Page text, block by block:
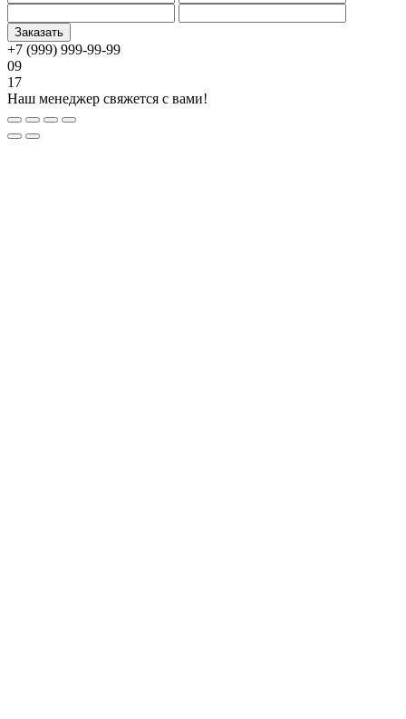
+7 (999) 999-99-99
09
17
Наш менеджер свяжется с вами!